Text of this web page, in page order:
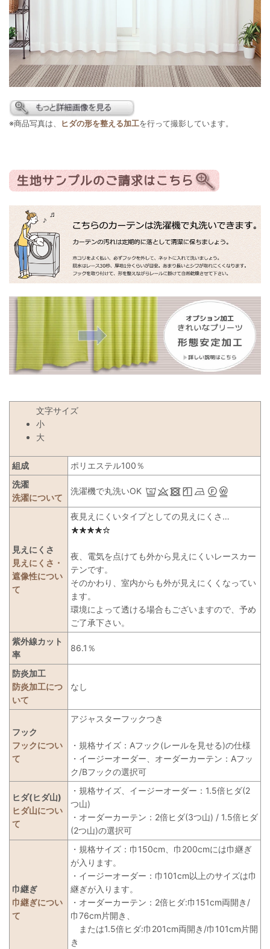
※商品写真は、 ヒダの形を整える加工を行って撮影しています。
文字サイズ
小
大
組成
ポリエステル100％
洗濯
洗濯について
洗濯機で丸洗いOK
見えにくさ
見えにくさ・
遮像性につい
て
夜見えにくいタイプとしての見えにくさ…
夜、電気を点けても外から見えにくいレースカー
テンです。
そのかわり、室内からも外が見えにくくなってい
ます。
環境によって透ける場合もございますので、予め
ご了承下さい。
紫外線カット
率
86.1％
防炎加工
防炎加工につ
いて
なし
フック
フックについ
て
アジャスターフックつき
・規格サイズ：Aフック(レールを見せる)の仕様
・イージーオーダー、オーダーカーテン：Aフッ
ク/Bフックの選択可
ヒダ(ヒダ山)
ヒダ山につい
て
・規格サイズ、イージーオーダー：1.5倍ヒダ(2
つ山)
・オーダーカーテン：2倍ヒダ(3つ山) / 1.5倍ヒダ
(2つ山)の選択可
巾継ぎ
巾継ぎについ
て
・規格サイズ：巾150cm、巾200cmには巾継ぎ
が入ります。
・イージーオーダー：巾101cm以上のサイズは巾
継ぎが入ります。
・オーダーカーテン：2倍ヒダ:巾151cm両開き/
巾76cm片開き、
または1.5倍ヒダ:巾201cm両開き/巾101cm片開
き